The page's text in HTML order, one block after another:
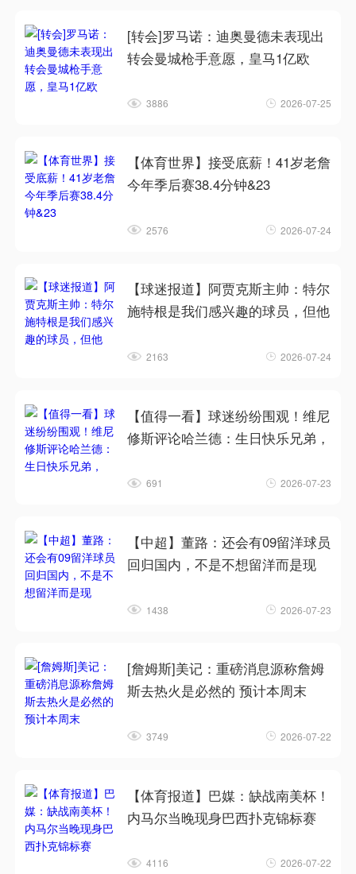
[转会]罗马诺：迪奥曼德未表现出
转会曼城枪手意愿，皇马1亿欧
3886 2026-07-25
【体育世界】接受底薪！41岁老詹
今年季后赛38.4分钟&23
2576 2026-07-24
【球迷报道】阿贾克斯主帅：特尔
施特根是我们感兴趣的球员，但他
2163 2026-07-24
【值得一看】球迷纷纷围观！维尼
修斯评论哈兰德：生日快乐兄弟，
691 2026-07-23
【中超】董路：还会有09留洋球员
回归国内，不是不想留洋而是现
1438 2026-07-23
[詹姆斯]美记：重磅消息源称詹姆
斯去热火是必然的 预计本周末
3749 2026-07-22
【体育报道】巴媒：缺战南美杯！
内马尔当晚现身巴西扑克锦标赛
4116 2026-07-22